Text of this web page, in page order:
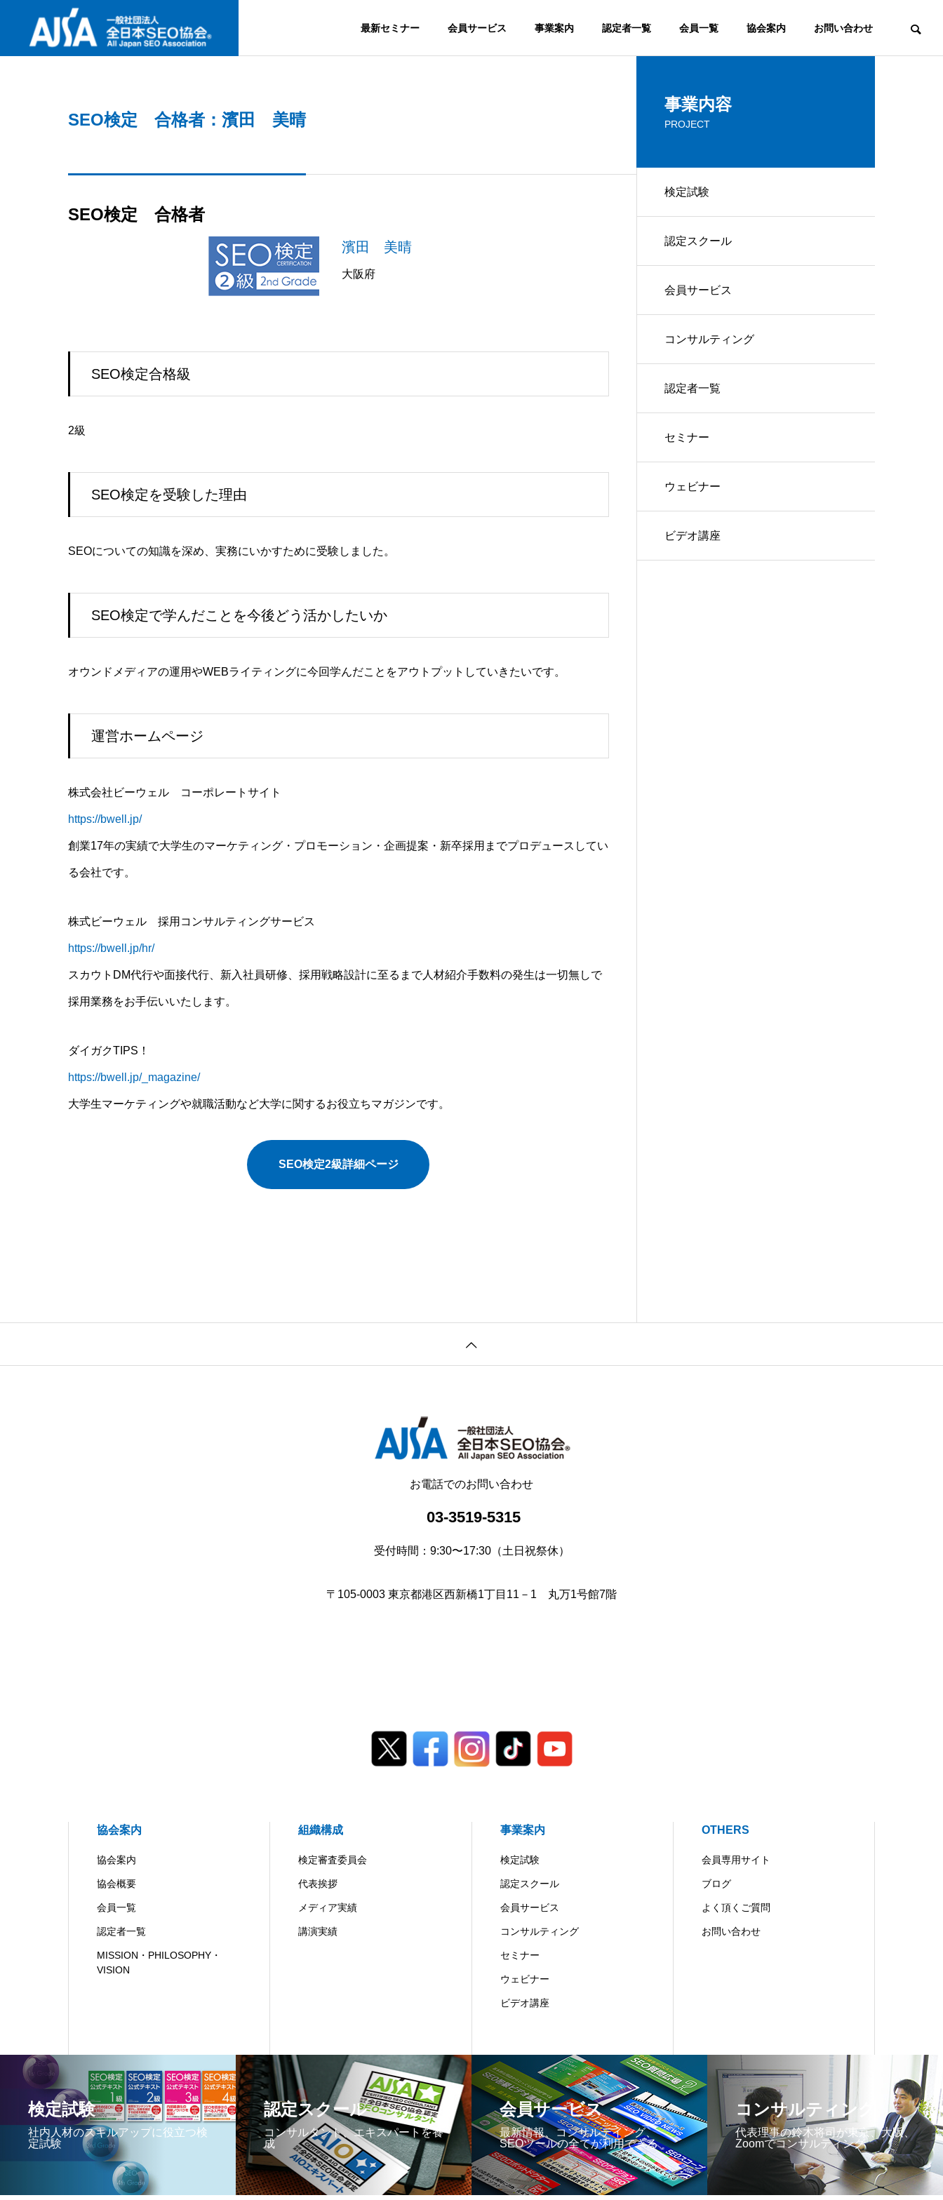
最新セミナー 会員サービス 事業案内 認定者一覧 会員一覧 協会案内 お問い合わせ
最新セミナー
何故今、Instagram SEOが必
要なのか？
ウェブマーケティング
PROJECT
検定試験
ABOUT US
ABOUT US COMMITTEE
GREETINGS
代表挨拶
FAQ
SEO検定 合格者：濱田 美晴
SEO検定 合格者
濱田 美晴
大阪府
SEO検定合格級
2級
SEO検定を受験した理由
SEOについての知識を深め、実務にいかすために受験しました。
SEO検定で学んだことを今後どう活かしたいか
オウンドメディアの運用やWEBライティングに今回学んだことをアウトプットしていきたいです。
運営ホームページ
株式会社ビーウェル コーポレートサイト
https://bwell.jp/
創業17年の実績で大学生のマーケティング・プロモーション・企画提案・新卒採用までプロデュースしてい
る会社です。
株式ビーウェル 採用コンサルティングサービス
https://bwell.jp/hr/
スカウトDM代行や面接代行、新入社員研修、採用戦略設計に至るまで人材紹介手数料の発生は一切無しで
採用業務をお手伝いいたします。
ダイガクTIPS！
https://bwell.jp/_magazine/
大学生マーケティングや就職活動など大学に関するお役立ちマガジンです。
SEO検定2級詳細ページ
事業内容
PROJECT
検定試験
認定スクール
会員サービス
コンサルティング
認定者一覧
セミナー
ウェビナー
ビデオ講座
お電話でのお問い合わせ
03-3519-5315
受付時間：9:30〜17:30（土日祝祭休）
〒105-0003 東京都港区西新橋1丁目11－1 丸万1号館7階
協会案内
協会案内
協会概要
会員一覧
認定者一覧
MISSION・PHILOSOPHY・
VISION
組織構成
検定審査委員会
代表挨拶
メディア実績
講演実績
事業案内
検定試験
認定スクール
会員サービス
コンサルティング
セミナー
ウェビナー
ビデオ講座
OTHERS
会員専用サイト
ブログ
よく頂くご質問
お問い合わせ
検定試験
社内人材のスキルアップに役立つ検
定試験
認定スクール
コンサルタント、エキスパートを養
成
会員サービス
最新情報、コンサルテイング、
SEOツールの全てが利用できる
コンサルティング
代表理事の鈴木将司が東京、大阪、
Zoomでコンサルティング